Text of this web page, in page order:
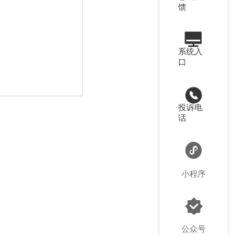
馈
系统入
口
投诉电
话
小程序
公众号